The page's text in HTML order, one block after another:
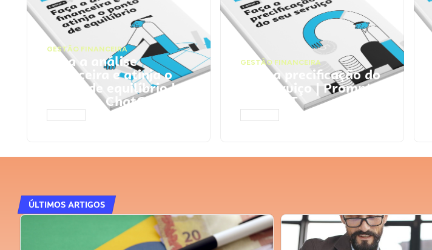
GESTÃO FINANCEIRA
Faça a análise
financeira e atinja o
ponto de equilíbrio |
Prompts ChatGPT
GESTÃO FINANCEIRA
Faça a precificação do
seu serviço | Prompts
ChatGPT
ÚLTIMOS ARTIGOS